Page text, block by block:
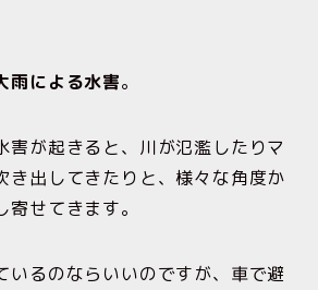
雨による水害。
害が起きると、川が氾濫したりマ
き出してきたりと、様々な角度か
せてきます。
いるのならいいのですが、車で避